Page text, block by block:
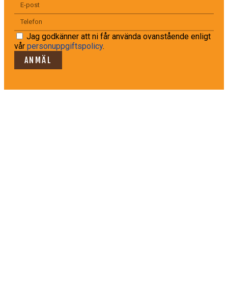
Jag godkänner att ni får använda ovanstående enligt
vår personuppgiftspolicy.
ANMÄL